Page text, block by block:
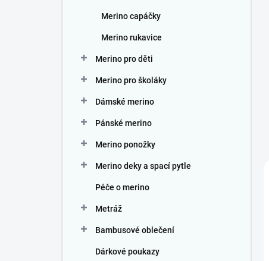
Merino capáčky
Merino rukavice
Merino pro děti
Merino pro školáky
Dámské merino
Pánské merino
Merino ponožky
Merino deky a spací pytle
Péče o merino
Metráž
Bambusové oblečení
Dárkové poukazy